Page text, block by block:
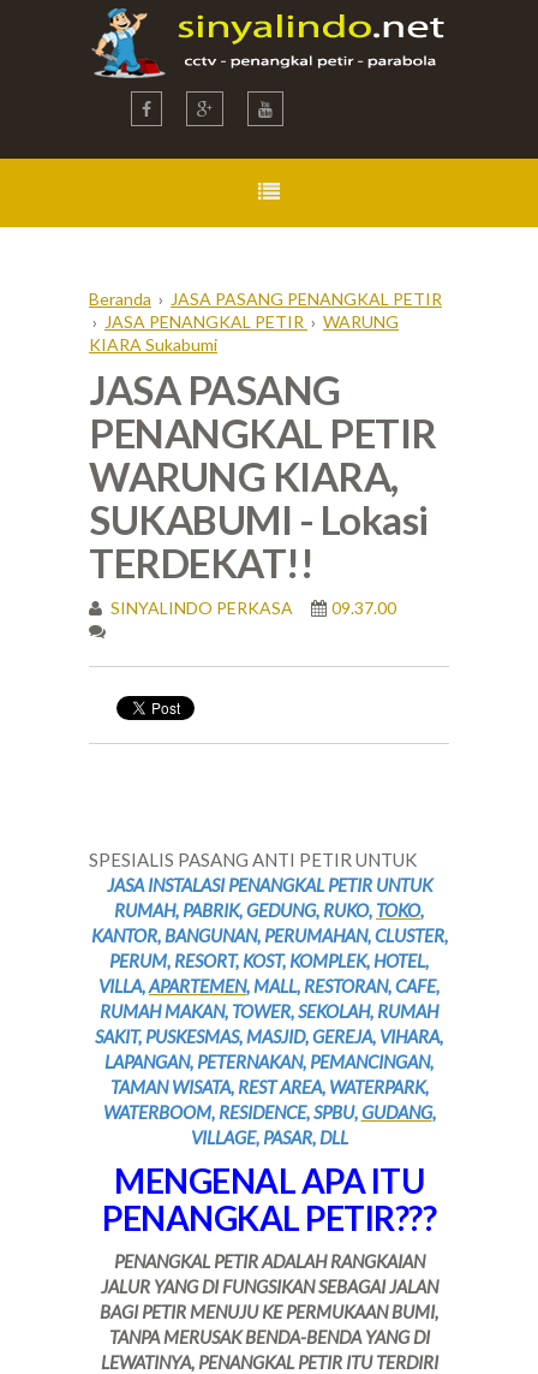
Beranda › JASA PASANG PENANGKAL PETIR
› JASA PENANGKAL PETIR › WARUNG
KIARA Sukabumi
JASA PASANG
PENANGKAL PETIR
WARUNG KIARA,
SUKABUMI - Lokasi
TERDEKAT!!
SINYALINDO PERKASA 09.37.00
SPESIALIS PASANG ANTI PETIR UNTUK
JASA INSTALASI PENANGKAL PETIR UNTUK
RUMAH, PABRIK, GEDUNG, RUKO, TOKO,
KANTOR, BANGUNAN, PERUMAHAN, CLUSTER,
PERUM, RESORT, KOST, KOMPLEK, HOTEL,
VILLA,APARTEMEN, MALL, RESTORAN, CAFE,
RUMAH MAKAN, TOWER, SEKOLAH, RUMAH
SAKIT, PUSKESMAS, MASJID, GEREJA, VIHARA,
LAPANGAN, PETERNAKAN, PEMANCINGAN,
TAMAN WISATA, REST AREA, WATERPARK,
WATERBOOM, RESIDENCE, SPBU,GUDANG,
VILLAGE, PASAR, DLL
MENGENAL APA ITU
PENANGKAL PETIR???
PENANGKAL PETIR ADALAH RANGKAIAN
JALUR YANG DI FUNGSIKAN SEBAGAI JALAN
BAGI PETIR MENUJU KE PERMUKAAN BUMI,
TANPA MERUSAK BENDA-BENDA YANG DI
LEWATINYA, PENANGKAL PETIR ITU TERDIRI